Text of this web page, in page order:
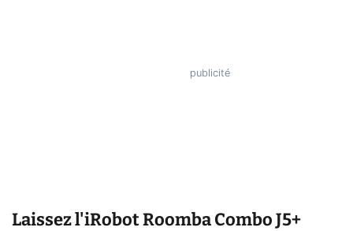
Laissez l'iRobot Roomba Combo J5+